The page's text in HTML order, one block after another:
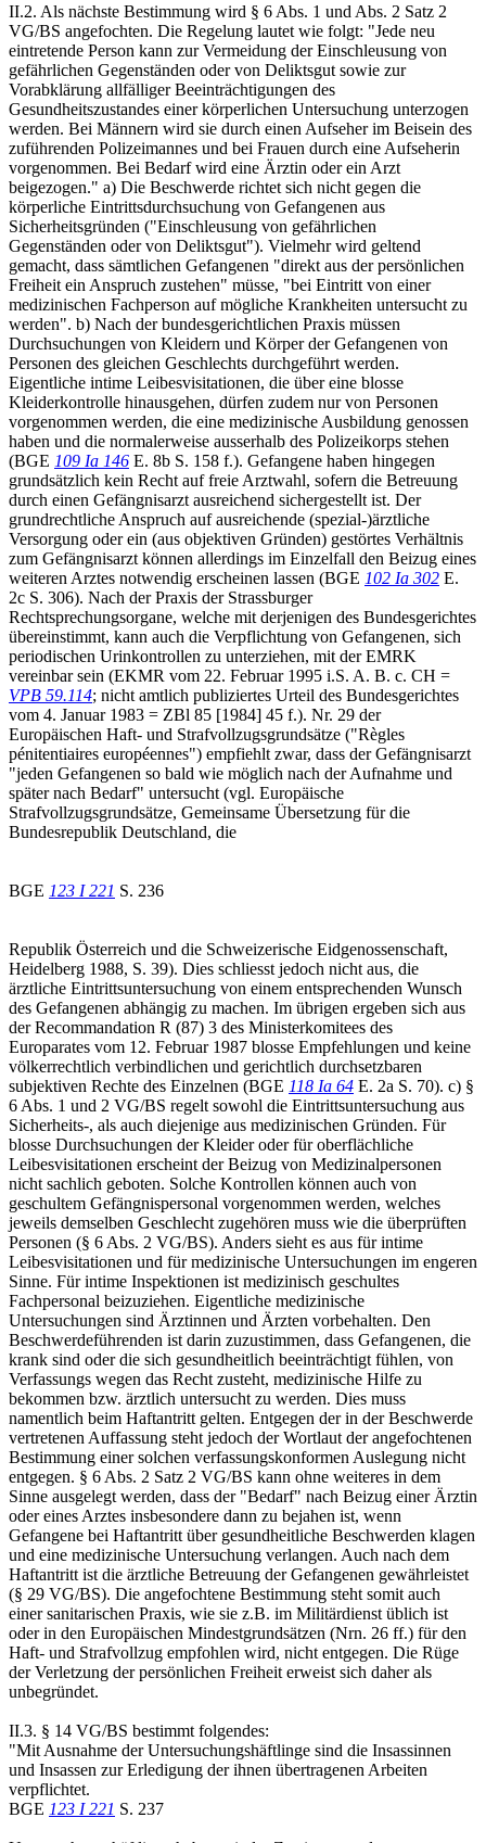
II.2. Als nächste Bestimmung wird § 6 Abs. 1 und Abs. 2 Satz 2
VG/BS angefochten. Die Regelung lautet wie folgt: "Jede neu
eintretende Person kann zur Vermeidung der Einschleusung von
gefährlichen Gegenständen oder von Deliktsgut sowie zur
Vorabklärung allfälliger Beeinträchtigungen des
Gesundheitszustandes einer körperlichen Untersuchung unterzogen
werden. Bei Männern wird sie durch einen Aufseher im Beisein des
zuführenden Polizeimannes und bei Frauen durch eine Aufseherin
vorgenommen. Bei Bedarf wird eine Ärztin oder ein Arzt
beigezogen." a) Die Beschwerde richtet sich nicht gegen die
körperliche Eintrittsdurchsuchung von Gefangenen aus
Sicherheitsgründen ("Einschleusung von gefährlichen
Gegenständen oder von Deliktsgut"). Vielmehr wird geltend
gemacht, dass sämtlichen Gefangenen "direkt aus der persönlichen
Freiheit ein Anspruch zustehen" müsse, "bei Eintritt von einer
medizinischen Fachperson auf mögliche Krankheiten untersucht zu
werden". b) Nach der bundesgerichtlichen Praxis müssen
Durchsuchungen von Kleidern und Körper der Gefangenen von
Personen des gleichen Geschlechts durchgeführt werden.
Eigentliche intime Leibesvisitationen, die über eine blosse
Kleiderkontrolle hinausgehen, dürfen zudem nur von Personen
vorgenommen werden, die eine medizinische Ausbildung genossen
haben und die normalerweise ausserhalb des Polizeikorps stehen
(BGE 109 Ia 146 E. 8b S. 158 f.). Gefangene haben hingegen
grundsätzlich kein Recht auf freie Arztwahl, sofern die Betreuung
durch einen Gefängnisarzt ausreichend sichergestellt ist. Der
grundrechtliche Anspruch auf ausreichende (spezial-)ärztliche
Versorgung oder ein (aus objektiven Gründen) gestörtes Verhältnis
zum Gefängnisarzt können allerdings im Einzelfall den Beizug eines
weiteren Arztes notwendig erscheinen lassen (BGE 102 Ia 302 E.
2c S. 306). Nach der Praxis der Strassburger
Rechtsprechungsorgane, welche mit derjenigen des Bundesgerichtes
übereinstimmt, kann auch die Verpflichtung von Gefangenen, sich
periodischen Urinkontrollen zu unterziehen, mit der EMRK
vereinbar sein (EKMR vom 22. Februar 1995 i.S. A. B. c. CH =
VPB 59.114; nicht amtlich publiziertes Urteil des Bundesgerichtes
vom 4. Januar 1983 = ZBl 85 [1984] 45 f.). Nr. 29 der
Europäischen Haft- und Strafvollzugsgrundsätze ("Règles
pénitentiaires européennes") empfiehlt zwar, dass der Gefängnisarzt
"jeden Gefangenen so bald wie möglich nach der Aufnahme und
später nach Bedarf" untersucht (vgl. Europäische
Strafvollzugsgrundsätze, Gemeinsame Übersetzung für die
Bundesrepublik Deutschland, die
BGE 123 I 221 S. 236
Republik Österreich und die Schweizerische Eidgenossenschaft,
Heidelberg 1988, S. 39). Dies schliesst jedoch nicht aus, die
ärztliche Eintrittsuntersuchung von einem entsprechenden Wunsch
des Gefangenen abhängig zu machen. Im übrigen ergeben sich aus
der Recommandation R (87) 3 des Ministerkomitees des
Europarates vom 12. Februar 1987 blosse Empfehlungen und keine
völkerrechtlich verbindlichen und gerichtlich durchsetzbaren
subjektiven Rechte des Einzelnen (BGE 118 Ia 64 E. 2a S. 70). c) §
6 Abs. 1 und 2 VG/BS regelt sowohl die Eintrittsuntersuchung aus
Sicherheits-, als auch diejenige aus medizinischen Gründen. Für
blosse Durchsuchungen der Kleider oder für oberflächliche
Leibesvisitationen erscheint der Beizug von Medizinalpersonen
nicht sachlich geboten. Solche Kontrollen können auch von
geschultem Gefängnispersonal vorgenommen werden, welches
jeweils demselben Geschlecht zugehören muss wie die überprüften
Personen (§ 6 Abs. 2 VG/BS). Anders sieht es aus für intime
Leibesvisitationen und für medizinische Untersuchungen im engeren
Sinne. Für intime Inspektionen ist medizinisch geschultes
Fachpersonal beizuziehen. Eigentliche medizinische
Untersuchungen sind Ärztinnen und Ärzten vorbehalten. Den
Beschwerdeführenden ist darin zuzustimmen, dass Gefangenen, die
krank sind oder die sich gesundheitlich beeinträchtigt fühlen, von
Verfassungs wegen das Recht zusteht, medizinische Hilfe zu
bekommen bzw. ärztlich untersucht zu werden. Dies muss
namentlich beim Haftantritt gelten. Entgegen der in der Beschwerde
vertretenen Auffassung steht jedoch der Wortlaut der angefochtenen
Bestimmung einer solchen verfassungskonformen Auslegung nicht
entgegen. § 6 Abs. 2 Satz 2 VG/BS kann ohne weiteres in dem
Sinne ausgelegt werden, dass der "Bedarf" nach Beizug einer Ärztin
oder eines Arztes insbesondere dann zu bejahen ist, wenn
Gefangene bei Haftantritt über gesundheitliche Beschwerden klagen
und eine medizinische Untersuchung verlangen. Auch nach dem
Haftantritt ist die ärztliche Betreuung der Gefangenen gewährleistet
(§ 29 VG/BS). Die angefochtene Bestimmung steht somit auch
einer sanitarischen Praxis, wie sie z.B. im Militärdienst üblich ist
oder in den Europäischen Mindestgrundsätzen (Nrn. 26 ff.) für den
Haft- und Strafvollzug empfohlen wird, nicht entgegen. Die Rüge
der Verletzung der persönlichen Freiheit erweist sich daher als
unbegründet.
II.3. § 14 VG/BS bestimmt folgendes:
"Mit Ausnahme der Untersuchungshäftlinge sind die Insassinnen
und Insassen zur Erledigung der ihnen übertragenen Arbeiten
verpflichtet.
BGE 123 I 221 S. 237